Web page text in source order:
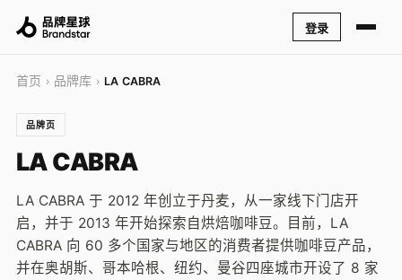
登录
首页 › 品牌库 › LA CABRA
品牌页
LA CABRA
LA CABRA 于 2012 年创立于丹麦，从一家线下门店开
启，并于 2013 年开始探索自烘焙咖啡豆。目前，LA
CABRA 向 60 多个国家与地区的消费者提供咖啡豆产品，
并在奥胡斯、哥本哈根、纽约、曼谷四座城市开设了 8 家